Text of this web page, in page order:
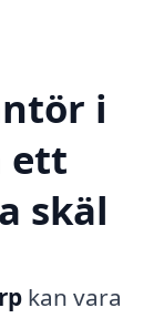
i
ett
skäl
kan vara